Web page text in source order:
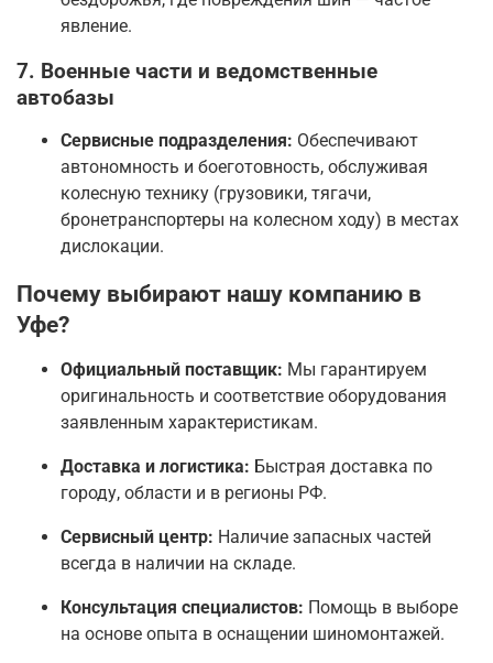
явление.
7. Военные части и ведомственные
автобазы
Сервисные подразделения: Обеспечивают
автономность и боеготовность, обслуживая
колесную технику (грузовики, тягачи,
бронетранспортеры на колесном ходу) в местах
дислокации.
Почему выбирают нашу компанию в
Уфе?
Официальный поставщик: Мы гарантируем
оригинальность и соответствие оборудования
заявленным характеристикам.
Доставка и логистика: Быстрая доставка по
городу, области и в регионы РФ.
Сервисный центр: Наличие запасных частей
всегда в наличии на складе.
Консультация специалистов: Помощь в выборе
на основе опыта в оснащении шиномонтажей.